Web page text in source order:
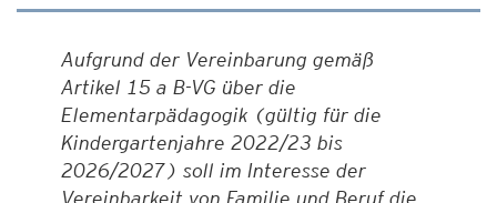
Aufgrund der Vereinbarung gemäß
Artikel 15 a B-VG über die
Elementarpädagogik (gültig für die
Kindergartenjahre 2022/23 bis
2026/2027) soll im Interesse der
Vereinbarkeit von Familie und Beruf die